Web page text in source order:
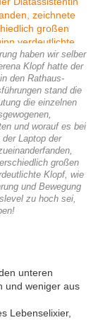
haben wir selber
Klopf hatte der
den Rathaus-
stand die
die einzelnen
und worauf es bei
Laptop der
großen
Klopf, wie
und Bewegung
zu hoch sei,
unteren
und weniger aus
Lebenselixier,